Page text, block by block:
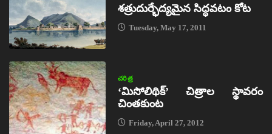
శత్రుదుర్భేద్యమైన సిద్ధవటం కోట
Tuesday, May 17, 2011
చరిత్ర
‘మిసోలిథిక్‌’ చిత్రాల స్థావరం
చింతకుంట
Friday, April 27, 2012